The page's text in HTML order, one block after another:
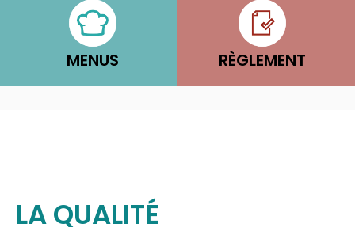
MENUS RÈGLEMENT
LA QUALITÉ